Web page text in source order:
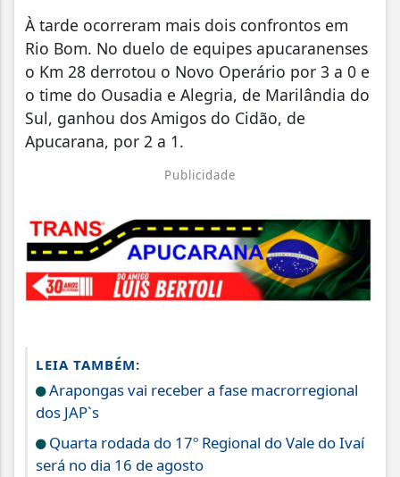
À tarde ocorreram mais dois confrontos em
Rio Bom. No duelo de equipes apucaranenses
o Km 28 derrotou o Novo Operário por 3 a 0 e
o time do Ousadia e Alegria, de Marilândia do
Sul, ganhou dos Amigos do Cidão, de
Apucarana, por 2 a 1.
Publicidade
LEIA TAMBÉM:
Arapongas vai receber a fase macrorregional
dos JAP`s
Quarta rodada do 17º Regional do Vale do Ivaí
será no dia 16 de agosto